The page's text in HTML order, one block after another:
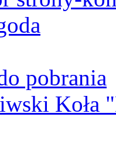
pobrania
Koła